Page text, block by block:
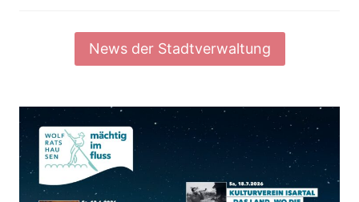
News der Stadtverwaltung